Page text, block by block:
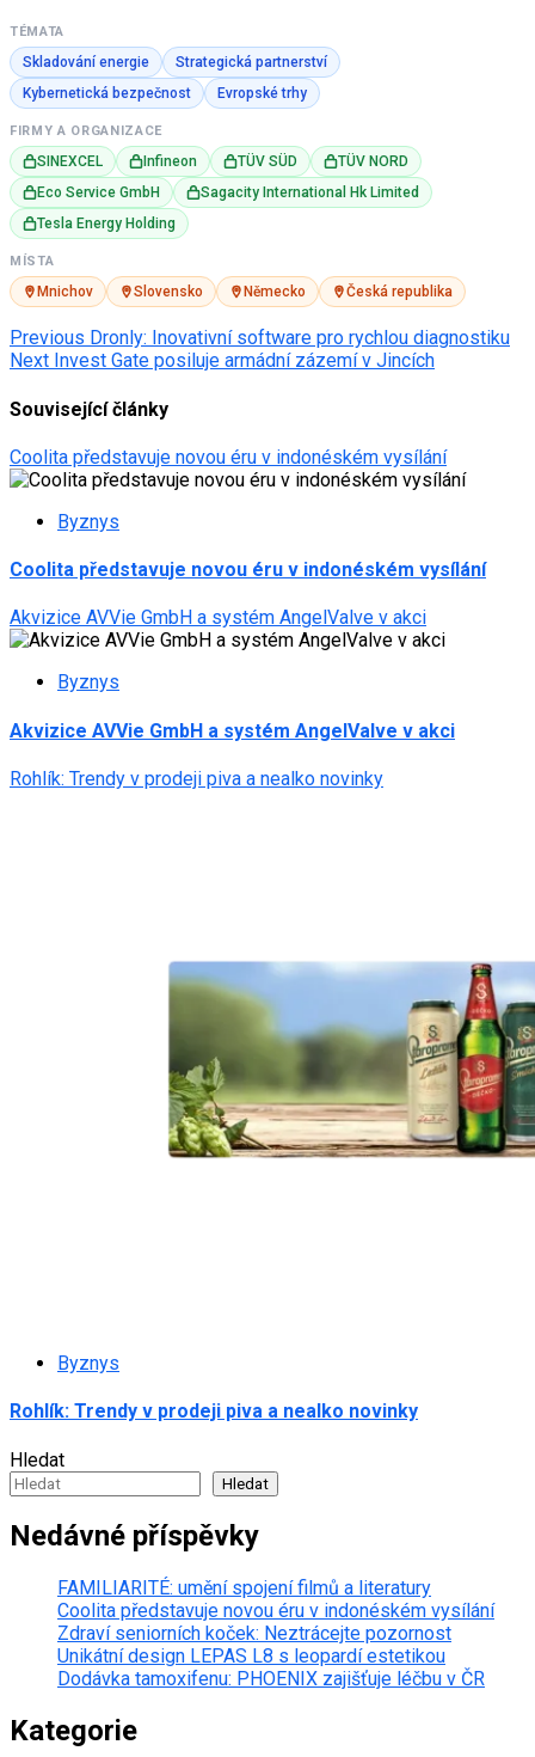
TÉMATA
Skladování energie
Strategická partnerství
Kybernetická bezpečnost
Evropské trhy
FIRMY A ORGANIZACE
SINEXCEL Infineon TÜV SÜD
TÜV NORD
Eco Service GmbH
Sagacity International Hk Limited
Tesla Energy Holding
MÍSTA
Mnichov Slovensko Německo Česká republika
Post
navigation
Previous Dronly: Inovativní software pro rychlou diagnostiku
Next Invest Gate posiluje armádní zázemí v Jincích
Související články
Coolita představuje novou éru v indonéském vysílání
Byznys
Coolita představuje novou éru v indonéském vysílání
Akvizice AVVie GmbH a systém AngelValve v akci
Byznys
Akvizice AVVie GmbH a systém AngelValve v akci
Rohlík: Trendy v prodeji piva a nealko novinky
Byznys
Rohlík: Trendy v prodeji piva a nealko novinky
Hledat
Hledat
Nedávné příspěvky
FAMILIARITÉ: umění spojení filmů a literatury
Coolita představuje novou éru v indonéském vysílání
Zdraví seniorních koček: Neztrácejte pozornost
Unikátní design LEPAS L8 s leopardí estetikou
Dodávka tamoxifenu: PHOENIX zajišťuje léčbu v ČR
Kategorie